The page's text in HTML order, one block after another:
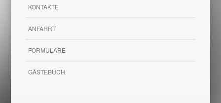
KONTAKTE
ANFAHRT
FORMULARE
GÄSTEBUCH